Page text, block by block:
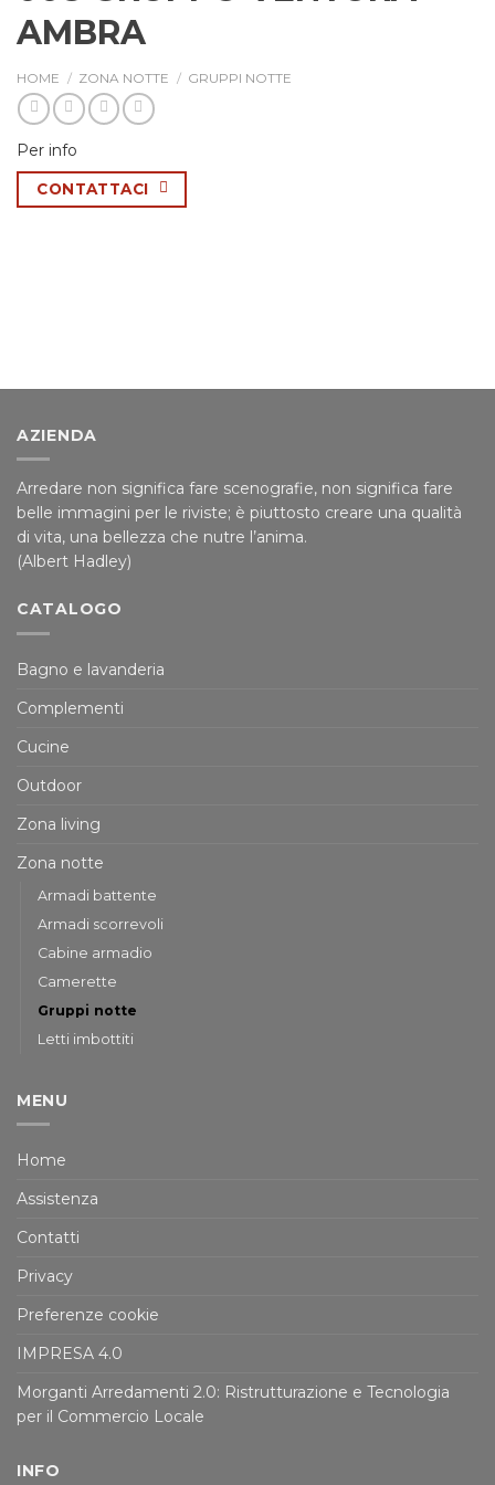
AMBRA
HOME / ZONA NOTTE / GRUPPI NOTTE
Per info
CONTATTACI
AZIENDA
Arredare non significa fare scenografie, non significa fare
belle immagini per le riviste; è piuttosto creare una qualità
di vita, una bellezza che nutre l’anima.
(Albert Hadley)
CATALOGO
Bagno e lavanderia
Complementi
Cucine
Outdoor
Zona living
Zona notte
Armadi battente
Armadi scorrevoli
Cabine armadio
Camerette
Gruppi notte
Letti imbottiti
MENU
Home
Assistenza
Contatti
Privacy
Preferenze cookie
IMPRESA 4.0
Morganti Arredamenti 2.0: Ristrutturazione e Tecnologia
per il Commercio Locale
INFO